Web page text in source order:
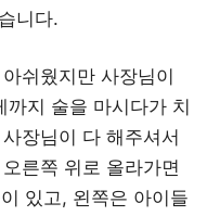
니다.
쉬웠지만 사장님이
지 술을 마시다가 치
장님이 다 해주셔서
른쪽 위로 올라가면
있고, 왼쪽은 아이들